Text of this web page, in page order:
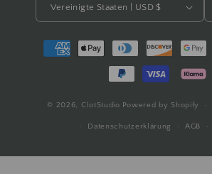
Vereinigte Staaten | USD $
Zahlungsmethoden
© 2026, ClotStudio Powered by Shopify
Datenschutzerklärung AGB